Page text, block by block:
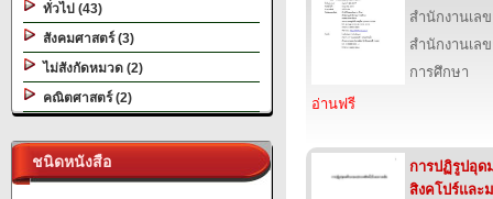
ทั่วไป (43)
สังคมศาสตร์ (3)
ไม่สังกัดหมวด (2)
คณิตศาสตร์ (2)
ชนิดหนังสือ
สำนักงานเล
สำนักงานเล
การศึกษา
อ่านฟรี
การปฏิรูปอุด
สิงคโปร์และ